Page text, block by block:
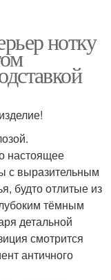
нотку
настоящее
с выразительным
будто отлитые из
тёмным
детальной
смотрится
античного